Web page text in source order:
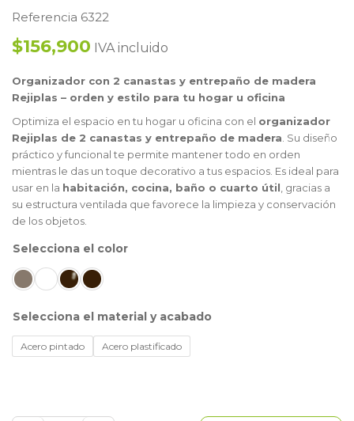
Referencia 6322
$156,900 IVA incluido
Organizador con 2 canastas y entrepaño de madera
Rejiplas – orden y estilo para tu hogar u oficina
Optimiza el espacio en tu hogar u oficina con el organizador
Rejiplas de 2 canastas y entrepaño de madera. Su diseño
práctico y funcional te permite mantener todo en orden
mientras le das un toque decorativo a tus espacios. Es ideal para
usar en la habitación, cocina, baño o cuarto útil, gracias a
su estructura ventilada que favorece la limpieza y conservación
de los objetos.
color
material y acabado
Acero pintado Acero plastificado